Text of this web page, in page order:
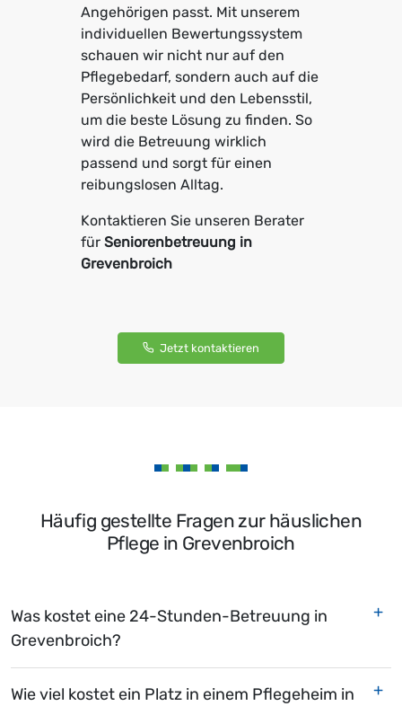
Angehörigen passt. Mit unserem
individuellen Bewertungssystem
schauen wir nicht nur auf den
Pflegebedarf, sondern auch auf die
Persönlichkeit und den Lebensstil,
um die beste Lösung zu finden. So
wird die Betreuung wirklich
passend und sorgt für einen
reibungslosen Alltag.
Kontaktieren Sie unseren Berater
für Seniorenbetreuung in
Grevenbroich
Jetzt kontaktieren
Häufig gestellte Fragen zur häuslichen
Pflege in Grevenbroich
Was kostet eine 24-Stunden-Betreuung in
Grevenbroich?
Wie viel kostet ein Platz in einem Pflegeheim in